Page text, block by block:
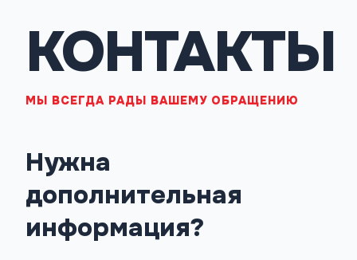
КОНТАКТЫ
МЫ ВСЕГДА РАДЫ ВАШЕМУ ОБРАЩЕНИЮ
Нужна
дополнительная
информация?